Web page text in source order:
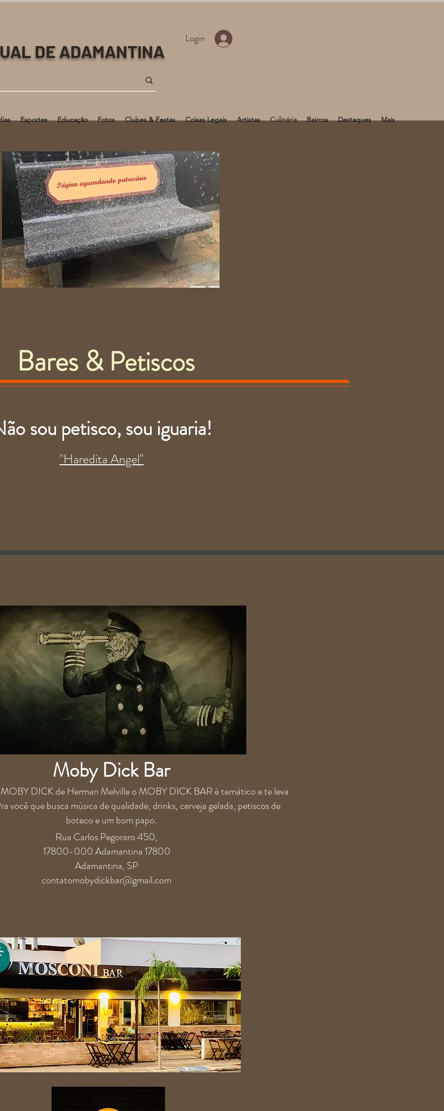
DE ADAMANTINA
Login
Esportes Educação Fotos Clubes & Festas Coisas Legais Artistas Culinária Bairros Destaques Mais
Bares & Petiscos
sou petisco, sou iguaria!
"Haredita Angel"
Moby Dick Bar
DICK de Herman Melville o MOBY DICK BAR é temático e te leva
você que busca música de qualidade, drinks, cerveja gelada, petiscos de
boteco e um bom papo.
Rua Carlos Pegoraro 450,
17800-000 Adamantina 17800
Adamantina, SP
contatomobydickbar@gmail.com